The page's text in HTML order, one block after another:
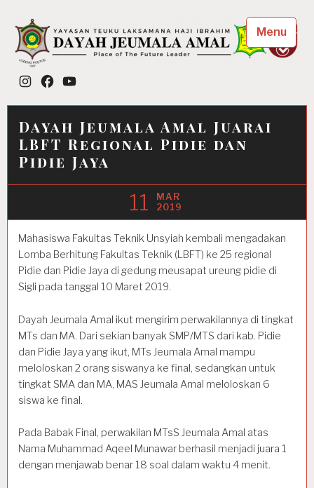
content
Dayah Jeumala Amal
Place of The Future Leader
Instagram
FacebookYouTube
Menu
Dayah Jeumala Amal Juarai
LBFT Regional Pidie dan
Pidie Jaya
11
MAR
2019
Mahasiswa Fakultas Teknik Unsyiah kembali mengadakan
Lomba Berhitung Fakultas Teknik (LBFT) ke 25 regional
Pidie dan Pidie Jaya di gedung meusapat ureung pidie di
Sigli pada tanggal 10 Maret 2019.
Dayah Jeumala Amal ikut mengirim perwakilannya di tingkat
MTs dan MA. Dari sekian banyak SMP/MTS dari kab. Pidie
dan Pidie Jaya yang ikut, MTs Jeumala Amal mampu
meloloskan 2 orang siswanya ke final, sedangkan untuk
tingkat SMA dan MA, MAS Jeumala Amal meloloskan 6
siswa ke final.
Pada Babak Final, perwakilan MTsS Jeumala Amal atas
Nama Muhammad Aqeel Munawar berhasil menjadi juara 1
dengan menjawab benar 18 soal dalam waktu 4 menit.